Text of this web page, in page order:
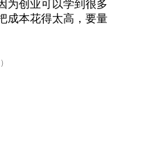
为创业可以学到很多
成本花得太高，要量